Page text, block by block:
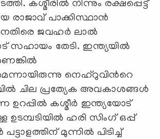
കശ്മീരില്‍ നിന്നും രക്ഷപ്പെട്ട്
രാജാവ് പാക്കിസ്ഥാന്‍
ജവഹര്‍ ലാല്‍
സഹായം തേടി. ഇന്ത്യയില്‍
നെഹ്റുവിന്‍റെ
ചില പ്രത്യേക അവകാശങ്ങള്‍
ഉറപ്പില്‍ കശ്മീര്‍ ഇന്ത്യയോട്
ഉടമ്പടിയില്‍ ഹരി സിംഗ് ഒപ്പ്
മുന്നില്‍ പിടിച്ച്